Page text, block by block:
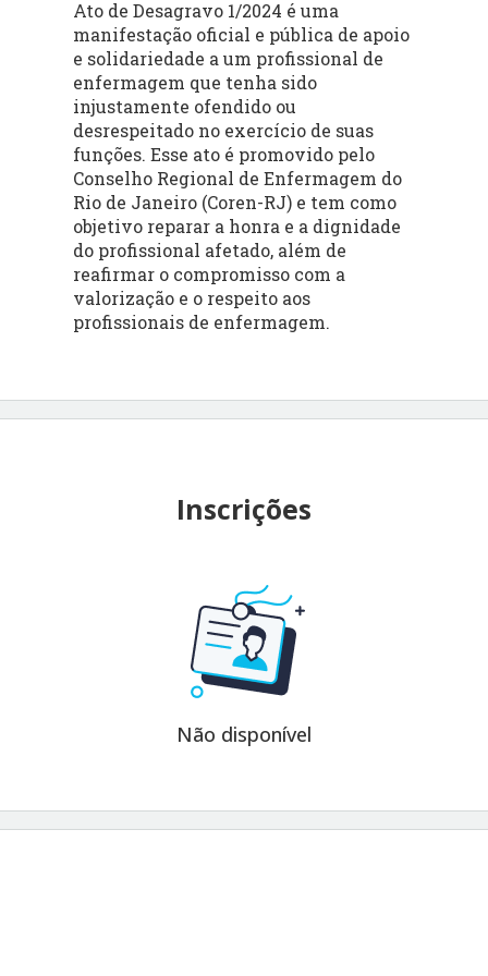
Ato de Desagravo 1/2024 é uma
manifestação oficial e pública de apoio
e solidariedade a um profissional de
enfermagem que tenha sido
injustamente ofendido ou
desrespeitado no exercício de suas
funções. Esse ato é promovido pelo
Conselho Regional de Enfermagem do
Rio de Janeiro (Coren-RJ) e tem como
objetivo reparar a honra e a dignidade
do profissional afetado, além de
reafirmar o compromisso com a
valorização e o respeito aos
profissionais de enfermagem.
Inscrições
Não disponível